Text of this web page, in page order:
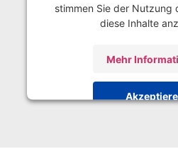
stimmen Sie der Nutzung
diese Inhalte
Mehr